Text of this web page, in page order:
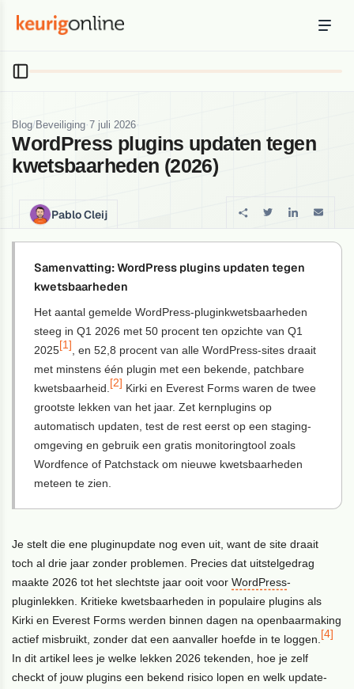
Domeinnaam
Registreer je domein
Support & kennisbank
Blog & tools
Webmail
Je mail bekijken in een online omgeving
Blog/Beveiliging·7 juli 2026·
WordPress plugins updaten tegen
kwetsbaarheden (2026)
Pablo Cleij
Samenvatting: WordPress plugins updaten tegen
kwetsbaarheden
Het aantal gemelde WordPress-pluginkwetsbaarheden
steeg in Q1 2026 met 50 procent ten opzichte van Q1
2025[1] , en 52,8 procent van alle WordPress-sites draait
met minstens één plugin met een bekende, patchbare
kwetsbaarheid. [2] Kirki en Everest Forms waren de twee
grootste lekken van het jaar. Zet kernplugins op
automatisch updaten, test de rest eerst op een staging-
omgeving en gebruik een gratis monitoringtool zoals
Wordfence of Patchstack om nieuwe kwetsbaarheden
meteen te zien.
Je stelt die ene pluginupdate nog even uit, want de site draait
toch al drie jaar zonder problemen. Precies dat uitstelgedrag
maakte 2026 tot het slechtste jaar ooit voorWordPress-
pluginlekken. Kritieke kwetsbaarheden in populaire plugins als
Kirki en Everest Forms werden binnen dagen na openbaarmaking
actief misbruikt, zonder dat een aanvaller hoefde in te loggen. [4]
In dit artikel lees je welke lekken 2026 tekenden, hoe je zelf
checkt of jouw plugins een bekend risico lopen en welk update-